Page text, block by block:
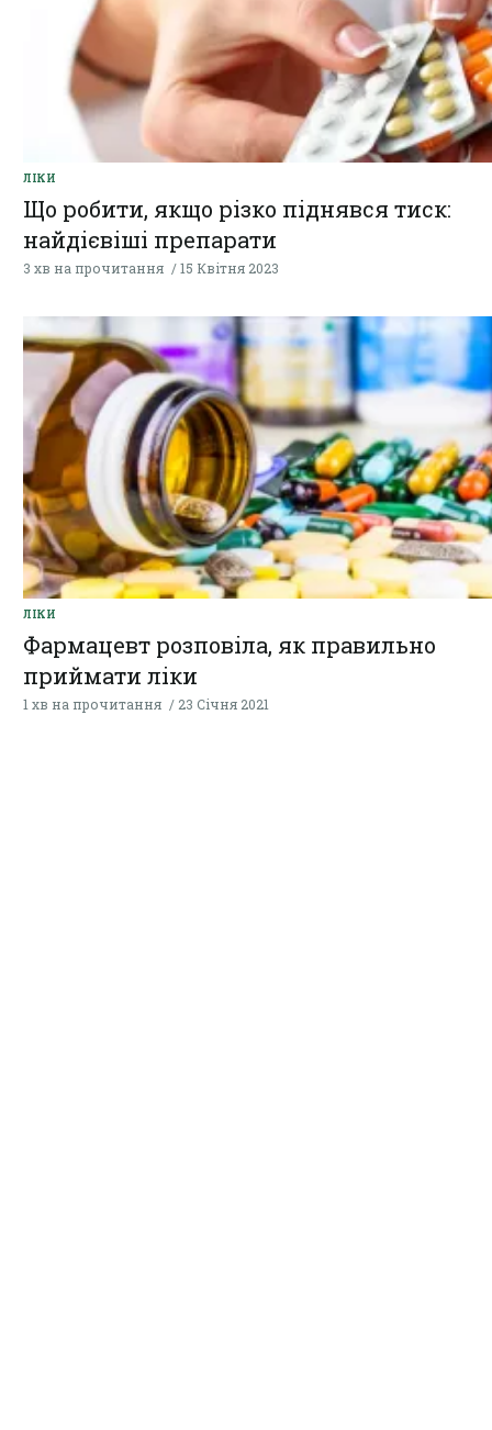
ЛІКИ
Що робити, якщо різко піднявся тиск:
найдієвіші препарати
3 хв на прочитання 15 Квітня 2023
ЛІКИ
Фармацевт розповіла, як правильно
приймати ліки
1 хв на прочитання 23 Січня 2021